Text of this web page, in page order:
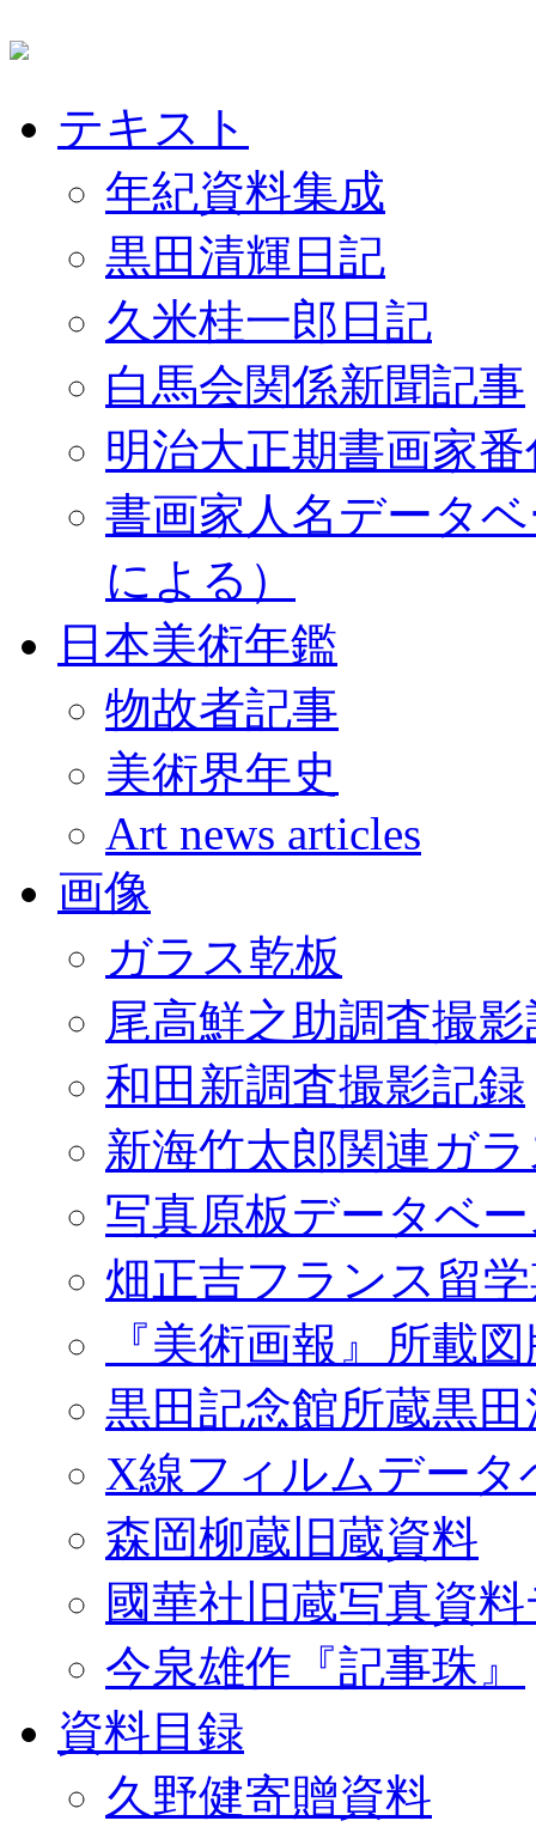
テキスト
年紀資料集成
黒田清輝日記
久米桂一郎日記
白馬会関係新聞記事
明治大正期書画家
書画家人名データ
による）
日本美術年鑑
物故者記事
美術界年史
Art news articles
画像
ガラス乾板
尾高鮮之助調査撮
和田新調査撮影記録
新海竹太郎関連ガ
写真原板データベ
畑正吉フランス留
『美術画報』所載
黒田記念館所蔵黒
X線フィルムデータ
森岡柳蔵旧蔵資料
國華社旧蔵写真資
今泉雄作『記事珠』
資料目録
久野健寄贈資料